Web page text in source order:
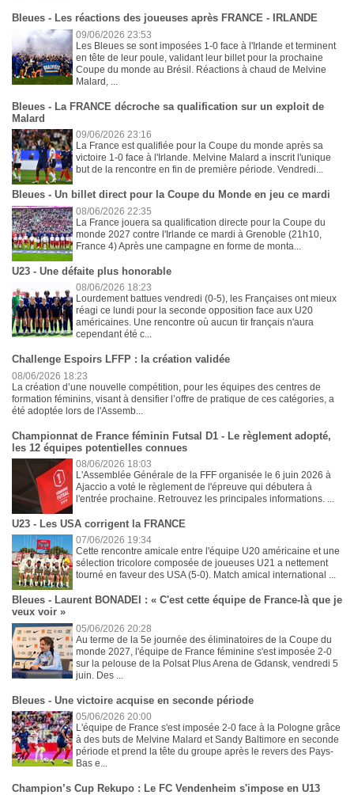
Bleues - Les réactions des joueuses après FRANCE - IRLANDE
09/06/2026 23:53
Les Bleues se sont imposées 1-0 face à l'Irlande et terminent
en tête de leur poule, validant leur billet pour la prochaine
Coupe du monde au Brésil. Réactions à chaud de Melvine
Malard, ...
Bleues - La FRANCE décroche sa qualification sur un exploit de
Malard
09/06/2026 23:16
La France est qualifiée pour la Coupe du monde après sa
victoire 1-0 face à l'Irlande. Melvine Malard a inscrit l'unique
but de la rencontre en fin de première période. Vendredi...
Bleues - Un billet direct pour la Coupe du Monde en jeu ce mardi
08/06/2026 22:35
La France jouera sa qualification directe pour la Coupe du
monde 2027 contre l'Irlande ce mardi à Grenoble (21h10,
France 4) Après une campagne en forme de monta...
U23 - Une défaite plus honorable
08/06/2026 18:23
Lourdement battues vendredi (0-5), les Françaises ont mieux
réagi ce lundi pour la seconde opposition face aux U20
américaines. Une rencontre où aucun tir français n'aura
cependant été c...
Challenge Espoirs LFFP : la création validée
08/06/2026 18:23
La création d’une nouvelle compétition, pour les équipes des centres de
formation féminins, visant à densifier l’offre de pratique de ces catégories, a
été adoptée lors de l'Assemb...
Championnat de France féminin Futsal D1 - Le règlement adopté,
les 12 équipes potentielles connues
08/06/2026 18:03
L'Assemblée Générale de la FFF organisée le 6 juin 2026 à
Ajaccio a voté le règlement de l'épreuve qui débutera à
l'entrée prochaine. Retrouvez les principales informations. ...
U23 - Les USA corrigent la FRANCE
07/06/2026 19:34
Cette rencontre amicale entre l'équipe U20 américaine et une
sélection tricolore composée de joueuses U21 a nettement
tourné en faveur des USA (5-0). Match amical international ...
Bleues - Laurent BONADEI : « C'est cette équipe de France-là que je
veux voir »
05/06/2026 20:28
Au terme de la 5e journée des éliminatoires de la Coupe du
monde 2027, l'équipe de France féminine s'est imposée 2-0
sur la pelouse de la Polsat Plus Arena de Gdansk, vendredi 5
juin. Des ...
Bleues - Une victoire acquise en seconde période
05/06/2026 20:00
L'équipe de France s'est imposée 2-0 face à la Pologne grâce
à des buts de Melvine Malard et Sandy Baltimore en seconde
période et prend la tête du groupe après le revers des Pays-
Bas e...
Champion’s Cup Rekupo : Le FC Vendenheim s'impose en U13